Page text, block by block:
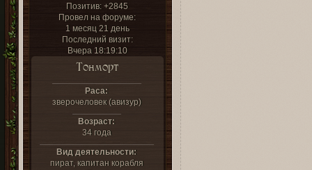
Позитив: +2845
Провел на форуме:
1 месяц 21 день
Последний визит:
Вчера 18:19:10
Тонморт
Раса:
зверочеловек (авизур)
Возраст:
34 года
Вид деятельности:
пират, капитан корабля